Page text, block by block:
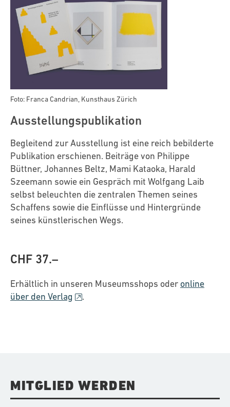
Foto: Franca Candrian, Kunsthaus Zürich
Ausstellungspublikation
Begleitend zur Ausstellung ist eine reich bebilderte
Publikation erschienen. Beiträge von Philippe
Büttner, Johannes Beltz, Mami Kataoka, Harald
Szeemann sowie ein Gespräch mit Wolfgang Laib
selbst beleuchten die zentralen Themen seines
Schaffens sowie die Einflüsse und Hintergründe
seines künstlerischen Wegs.
CHF 37.–
Erhältlich in unseren Museumsshops oder online
über den Verlag
.
MITGLIED WERDEN